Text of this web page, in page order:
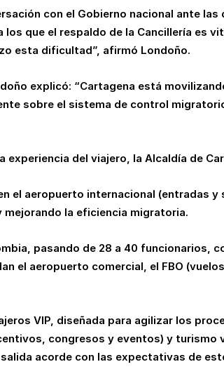
con el Gobierno nacional ante
que el respaldo de la Cancillería es
esta dificultad”, afirmó Londoño.
explicó: “Cartagena está
sobre el sistema de control
experiencia del viajero, la Alcaldía de
el aeropuerto internacional (entradas y
la eficiencia migratoria.
pasando de 28 a 40 funcionarios,
el aeropuerto comercial, el FBO
VIP, diseñada para agilizar los
congresos y eventos) y turismo
acorde con las expectativas de